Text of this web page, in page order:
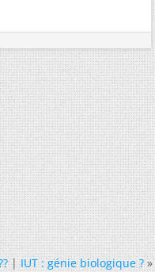
|IUT : génie biologique ? »